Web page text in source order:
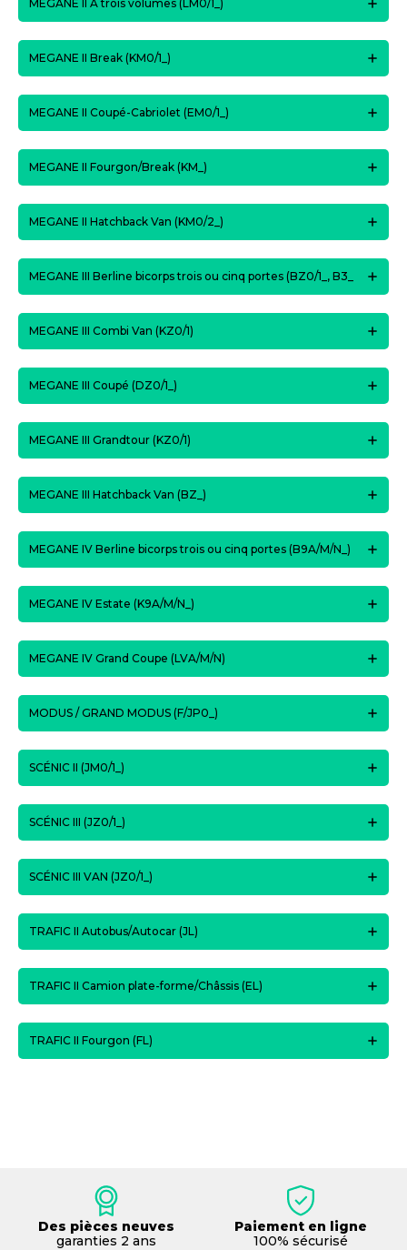
MEGANE II A trois volumes (LM0/1_)
MEGANE II Break (KM0/1_)
MEGANE II Coupé-Cabriolet (EM0/1_)
MEGANE II Fourgon/Break (KM_)
MEGANE II Hatchback Van (KM0/2_)
MEGANE III Berline bicorps trois ou cinq portes (BZ0/1_, B3_
MEGANE III Combi Van (KZ0/1)
MEGANE III Coupé (DZ0/1_)
MEGANE III Grandtour (KZ0/1)
MEGANE III Hatchback Van (BZ_)
MEGANE IV Berline bicorps trois ou cinq portes (B9A/M/N_)
MEGANE IV Estate (K9A/M/N_)
MEGANE IV Grand Coupe (LVA/M/N)
MODUS / GRAND MODUS (F/JP0_)
SCÉNIC II (JM0/1_)
SCÉNIC III (JZ0/1_)
SCÉNIC III VAN (JZ0/1_)
TRAFIC II Autobus/Autocar (JL)
TRAFIC II Camion plate-forme/Châssis (EL)
TRAFIC II Fourgon (FL)
Des pièces neuves
garanties 2 ans
Paiement en ligne
100% sécurisé